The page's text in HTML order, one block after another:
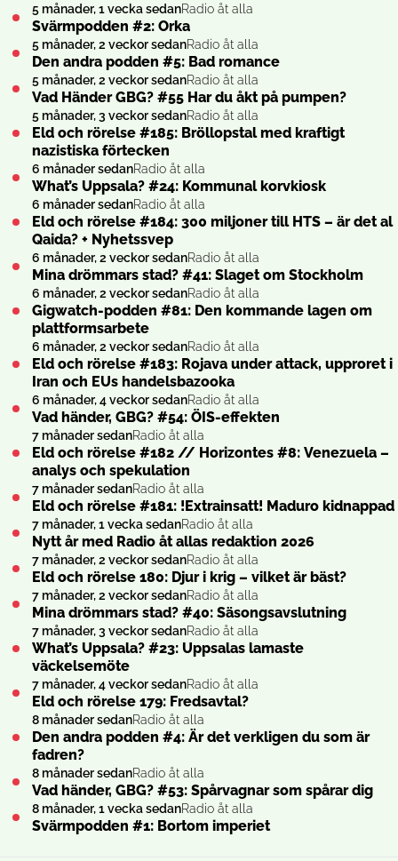
5 månader, 1 vecka sedanRadio åt alla
Svärmpodden #2: Orka
5 månader, 2 veckor sedanRadio åt alla
Den andra podden #5: Bad romance
5 månader, 2 veckor sedanRadio åt alla
Vad Händer GBG? #55 Har du åkt på pumpen?
5 månader, 3 veckor sedanRadio åt alla
Eld och rörelse #185: Bröllopstal med kraftigt
nazistiska förtecken
6 månader sedanRadio åt alla
What’s Uppsala? #24: Kommunal korvkiosk
6 månader sedanRadio åt alla
Eld och rörelse #184: 300 miljoner till HTS – är det al
Qaida? + Nyhetssvep
6 månader, 2 veckor sedanRadio åt alla
Mina drömmars stad? #41: Slaget om Stockholm
6 månader, 2 veckor sedanRadio åt alla
Gigwatch-podden #81: Den kommande lagen om
plattformsarbete
6 månader, 2 veckor sedanRadio åt alla
Eld och rörelse #183: Rojava under attack, upproret i
Iran och EUs handelsbazooka
6 månader, 4 veckor sedanRadio åt alla
Vad händer, GBG? #54: ÖIS-effekten
7 månader sedanRadio åt alla
Eld och rörelse #182 // Horizontes #8: Venezuela –
analys och spekulation
7 månader sedanRadio åt alla
Eld och rörelse #181: !Extrainsatt! Maduro kidnappad
7 månader, 1 vecka sedanRadio åt alla
Nytt år med Radio åt allas redaktion 2026
7 månader, 2 veckor sedanRadio åt alla
Eld och rörelse 180: Djur i krig – vilket är bäst?
7 månader, 2 veckor sedanRadio åt alla
Mina drömmars stad? #40: Säsongsavslutning
7 månader, 3 veckor sedanRadio åt alla
What’s Uppsala? #23: Uppsalas lamaste
väckelsemöte
7 månader, 4 veckor sedanRadio åt alla
Eld och rörelse 179: Fredsavtal?
8 månader sedanRadio åt alla
Den andra podden #4: Är det verkligen du som är
fadren?
8 månader sedanRadio åt alla
Vad händer, GBG? #53: Spårvagnar som spårar dig
8 månader, 1 vecka sedanRadio åt alla
Svärmpodden #1: Bortom imperiet